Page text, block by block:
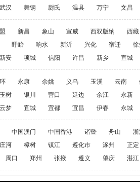
武汉 舞钢 尉氏 温县 万宁 文昌
新昌 象山 宣威 西双版纳 西藏
盱眙 响水 新沂 兴化 宿迁 徐
新安 项城 信阳 许昌 新乡 宣城
永康 余姚 义乌 玉溪 云南
玉树 银川 营口 延边 余江 永新
云梦 宜城 宜都 宜昌 伊春 永城
中国澳门 中国香港 诸暨 舟山
庄河 樟树 镇江 遵化市 涿州 正定
周口 郑州 张掖 遵义 肇庆 湛江